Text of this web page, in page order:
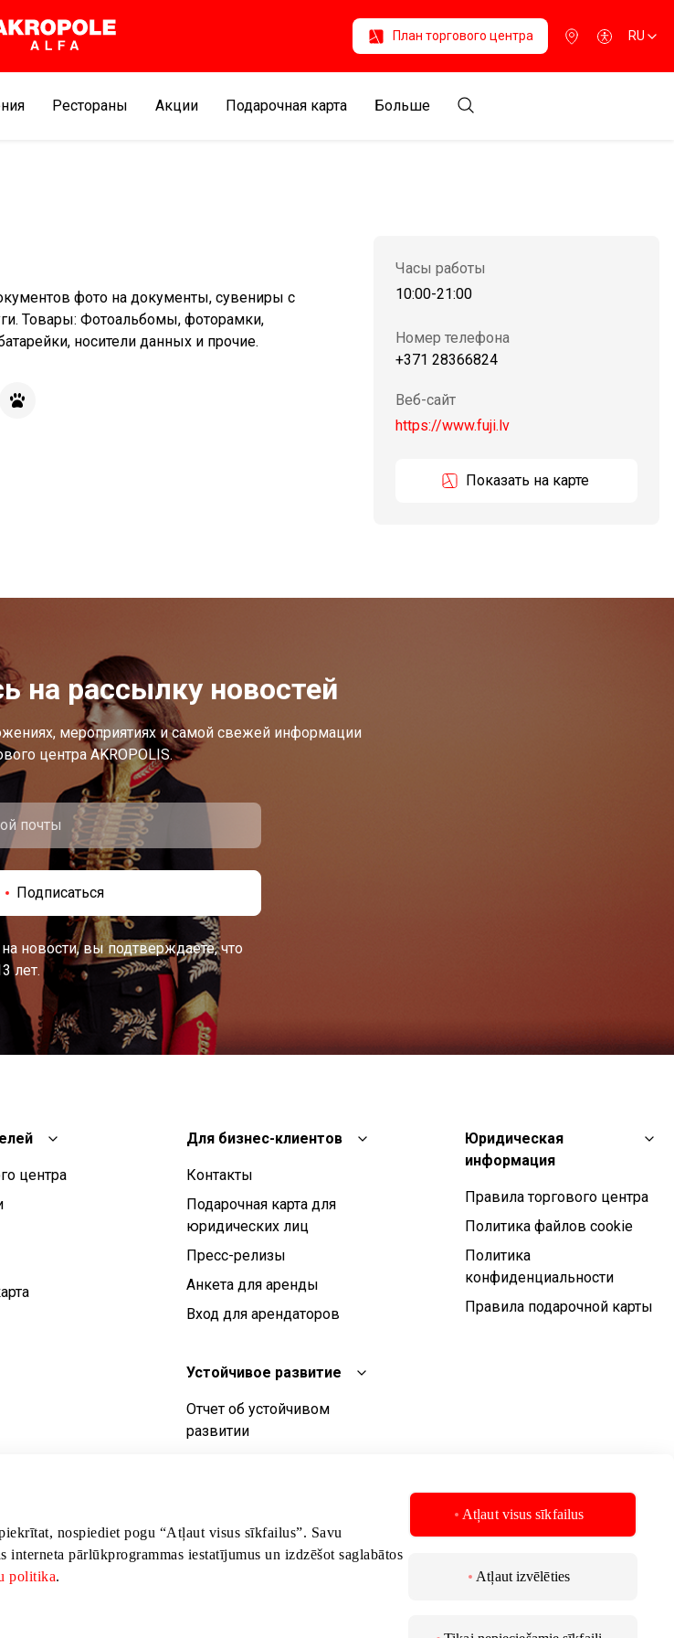
nospiediet pogu “Atļaut visus sīkfailus”. Savu
pārlūkprogrammas iestatījumus un izdzēšot saglabātos
politika.
Atļaut visus sīkfailus
Atļaut izvēlēties
План торгового центра RU
Рестораны Aкции Подарочная карта Больше
фото на документы, сувениры с
Товары: Фотоальбомы, фоторамки,
носители данных и прочие.
Часы работы
10:00-21:00
Номер телефона
+371 28366824
Веб-сайт
https://www.fuji.lv
Показать на карте
на рассылку новостей
мероприятиях и самой свежей информации
центра AKROPOLIS.
Подписаться
новости, вы подтверждаете, что
лет.
центра
Для бизнес-клиентов
Контакты
Подарочная карта для
юридических лиц
Пресс-релизы
Анкета для аренды
Вход для арендаторов
Устойчивое развитие
Отчет об устойчивом
развитии
Юридическая
информация
Правила торгового центра
Политика файлов cookie
Политика
конфиденциальности
Правила подарочной карты